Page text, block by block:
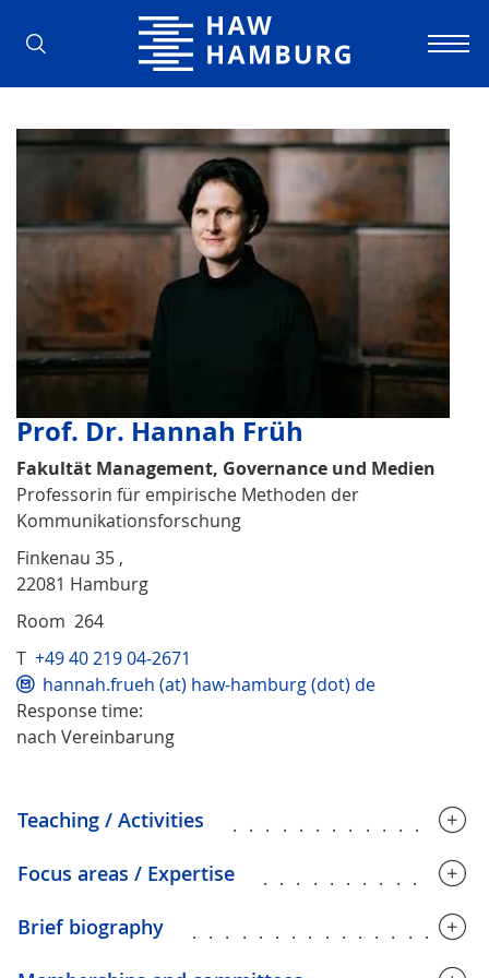
Hamburg University of Applied
Prof. Dr. Hannah Früh
Fakultät Management, Governance und Medien
Professorin für empirische Methoden der
Kommunikationsforschung
Finkenau 35 ,
22081 Hamburg
Room 264
T +49 40 219 04-2671
hannah.frueh (at) haw-hamburg (dot) de
Response time:
nach Vereinbarung
Teaching / Activities
Focus areas / Expertise
Brief biography